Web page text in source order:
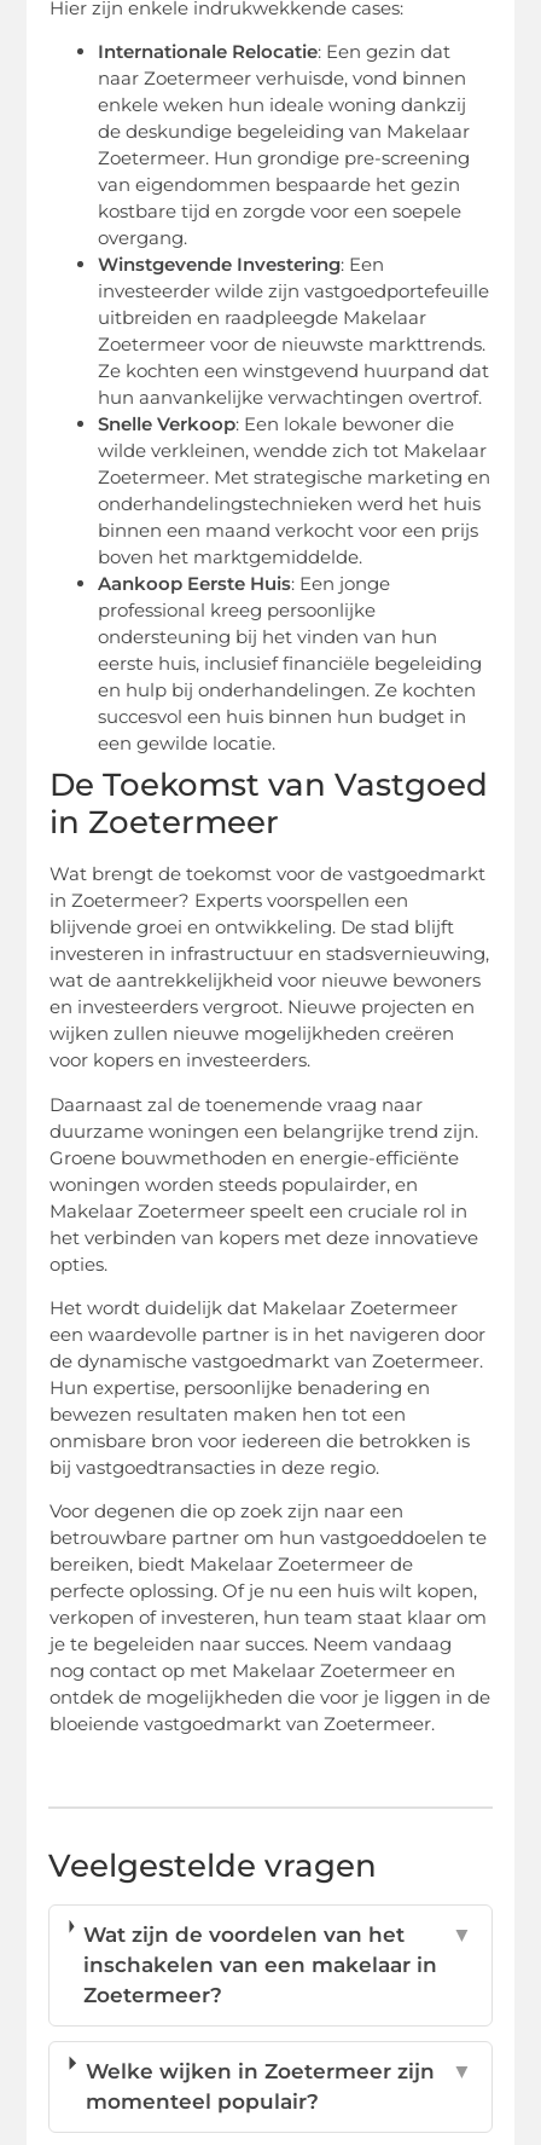
Hier zijn enkele indrukwekkende cases:
Internationale Relocatie: Een gezin dat
naar Zoetermeer verhuisde, vond binnen
enkele weken hun ideale woning dankzij
de deskundige begeleiding van Makelaar
Zoetermeer. Hun grondige pre-screening
van eigendommen bespaarde het gezin
kostbare tijd en zorgde voor een soepele
overgang.
Winstgevende Investering: Een
investeerder wilde zijn vastgoedportefeuille
uitbreiden en raadpleegde Makelaar
Zoetermeer voor de nieuwste markttrends.
Ze kochten een winstgevend huurpand dat
hun aanvankelijke verwachtingen overtrof.
Snelle Verkoop: Een lokale bewoner die
wilde verkleinen, wendde zich tot Makelaar
Zoetermeer. Met strategische marketing en
onderhandelingstechnieken werd het huis
binnen een maand verkocht voor een prijs
boven het marktgemiddelde.
Aankoop Eerste Huis: Een jonge
professional kreeg persoonlijke
ondersteuning bij het vinden van hun
eerste huis, inclusief financiële begeleiding
en hulp bij onderhandelingen. Ze kochten
succesvol een huis binnen hun budget in
een gewilde locatie.
De Toekomst van Vastgoed
in Zoetermeer
Wat brengt de toekomst voor de vastgoedmarkt
in Zoetermeer? Experts voorspellen een
blijvende groei en ontwikkeling. De stad blijft
investeren in infrastructuur en stadsvernieuwing,
wat de aantrekkelijkheid voor nieuwe bewoners
en investeerders vergroot. Nieuwe projecten en
wijken zullen nieuwe mogelijkheden creëren
voor kopers en investeerders.
Daarnaast zal de toenemende vraag naar
duurzame woningen een belangrijke trend zijn.
Groene bouwmethoden en energie-efficiënte
woningen worden steeds populairder, en
Makelaar Zoetermeer speelt een cruciale rol in
het verbinden van kopers met deze innovatieve
opties.
Het wordt duidelijk dat Makelaar Zoetermeer
een waardevolle partner is in het navigeren door
de dynamische vastgoedmarkt van Zoetermeer.
Hun expertise, persoonlijke benadering en
bewezen resultaten maken hen tot een
onmisbare bron voor iedereen die betrokken is
bij vastgoedtransacties in deze regio.
Voor degenen die op zoek zijn naar een
betrouwbare partner om hun vastgoeddoelen te
bereiken, biedt Makelaar Zoetermeer de
perfecte oplossing. Of je nu een huis wilt kopen,
verkopen of investeren, hun team staat klaar om
je te begeleiden naar succes. Neem vandaag
nog contact op met Makelaar Zoetermeer en
ontdek de mogelijkheden die voor je liggen in de
bloeiende vastgoedmarkt van Zoetermeer.
Veelgestelde vragen
Wat zijn de voordelen van het
inschakelen van een makelaar in
Zoetermeer?
▼
Welke wijken in Zoetermeer zijn
momenteel populair?
▼